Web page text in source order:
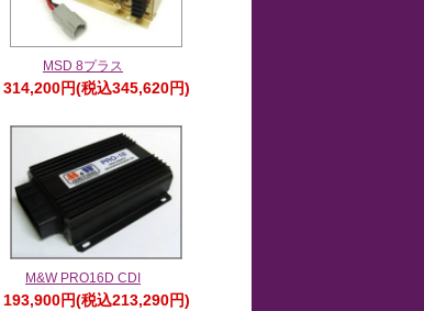
MSD 8プラス
314,200円(税込345,620円)
M&W PRO16D CDI
193,900円(税込213,290円)